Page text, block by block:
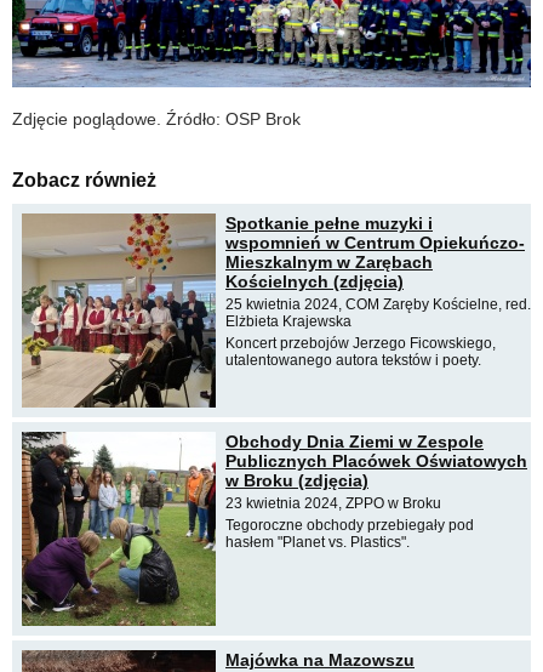
Zdjęcie poglądowe. Źródło: OSP Brok
Zobacz również
Spotkanie pełne muzyki i
wspomnień w Centrum Opiekuńczo-
Mieszkalnym w Zarębach
Kościelnych (zdjęcia)
25 kwietnia 2024, COM Zaręby Kościelne, red.
Elżbieta Krajewska
Koncert przebojów Jerzego Ficowskiego,
utalentowanego autora tekstów i poety.
Obchody Dnia Ziemi w Zespole
Publicznych Placówek Oświatowych
w Broku (zdjęcia)
23 kwietnia 2024, ZPPO w Broku
Tegoroczne obchody przebiegały pod
hasłem "Planet vs. Plastics".
Majówka na Mazowszu